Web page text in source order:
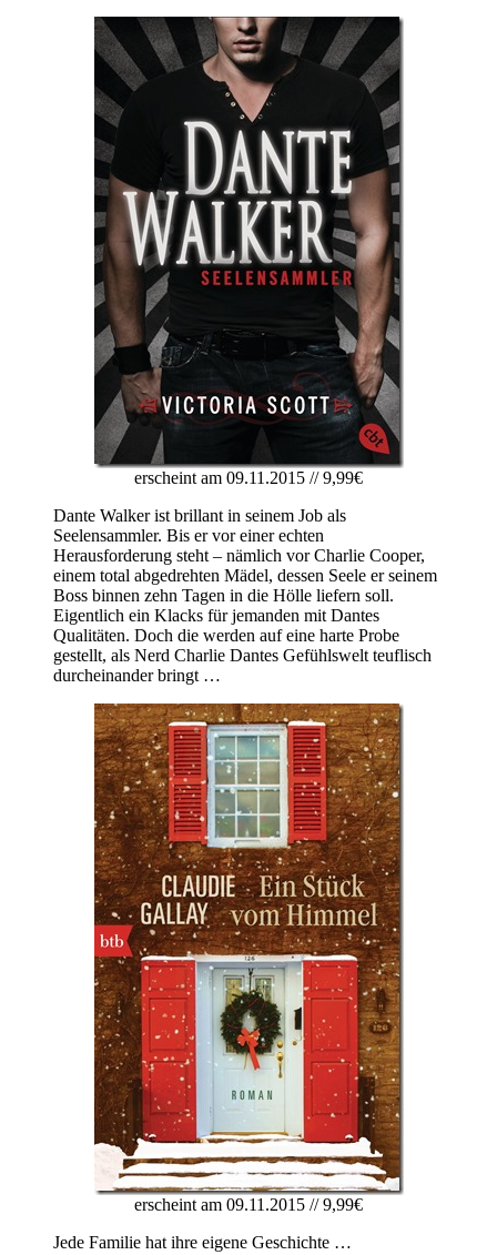
erscheint am 09.11.2015 // 9,99€
Dante Walker ist brillant in seinem Job als
Seelensammler. Bis er vor einer echten
Herausforderung steht – nämlich vor Charlie Cooper,
einem total abgedrehten Mädel, dessen Seele er seinem
Boss binnen zehn Tagen in die Hölle liefern soll.
Eigentlich ein Klacks für jemanden mit Dantes
Qualitäten. Doch die werden auf eine harte Probe
gestellt, als Nerd Charlie Dantes Gefühlswelt teuflisch
durcheinander bringt …
erscheint am 09.11.2015 // 9,99€
Jede Familie hat ihre eigene Geschichte …